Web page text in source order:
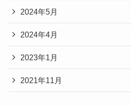
2024年5月
2024年4月
2023年1月
2021年11月